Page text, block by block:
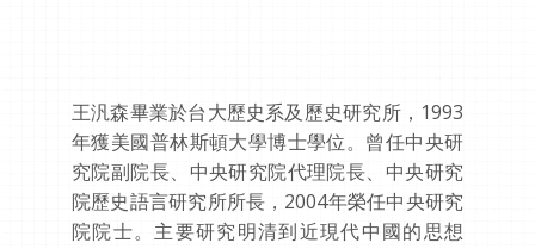
王汎森畢業於台大歷史系及歷史研究所，1993
年獲美國普林斯頓大學博士學位。曾任中央研
究院副院長、中央研究院代理院長、中央研究
院歷史語言研究所所長，2004年榮任中央研究
院院士。主要研究明清到近現代中國的思想